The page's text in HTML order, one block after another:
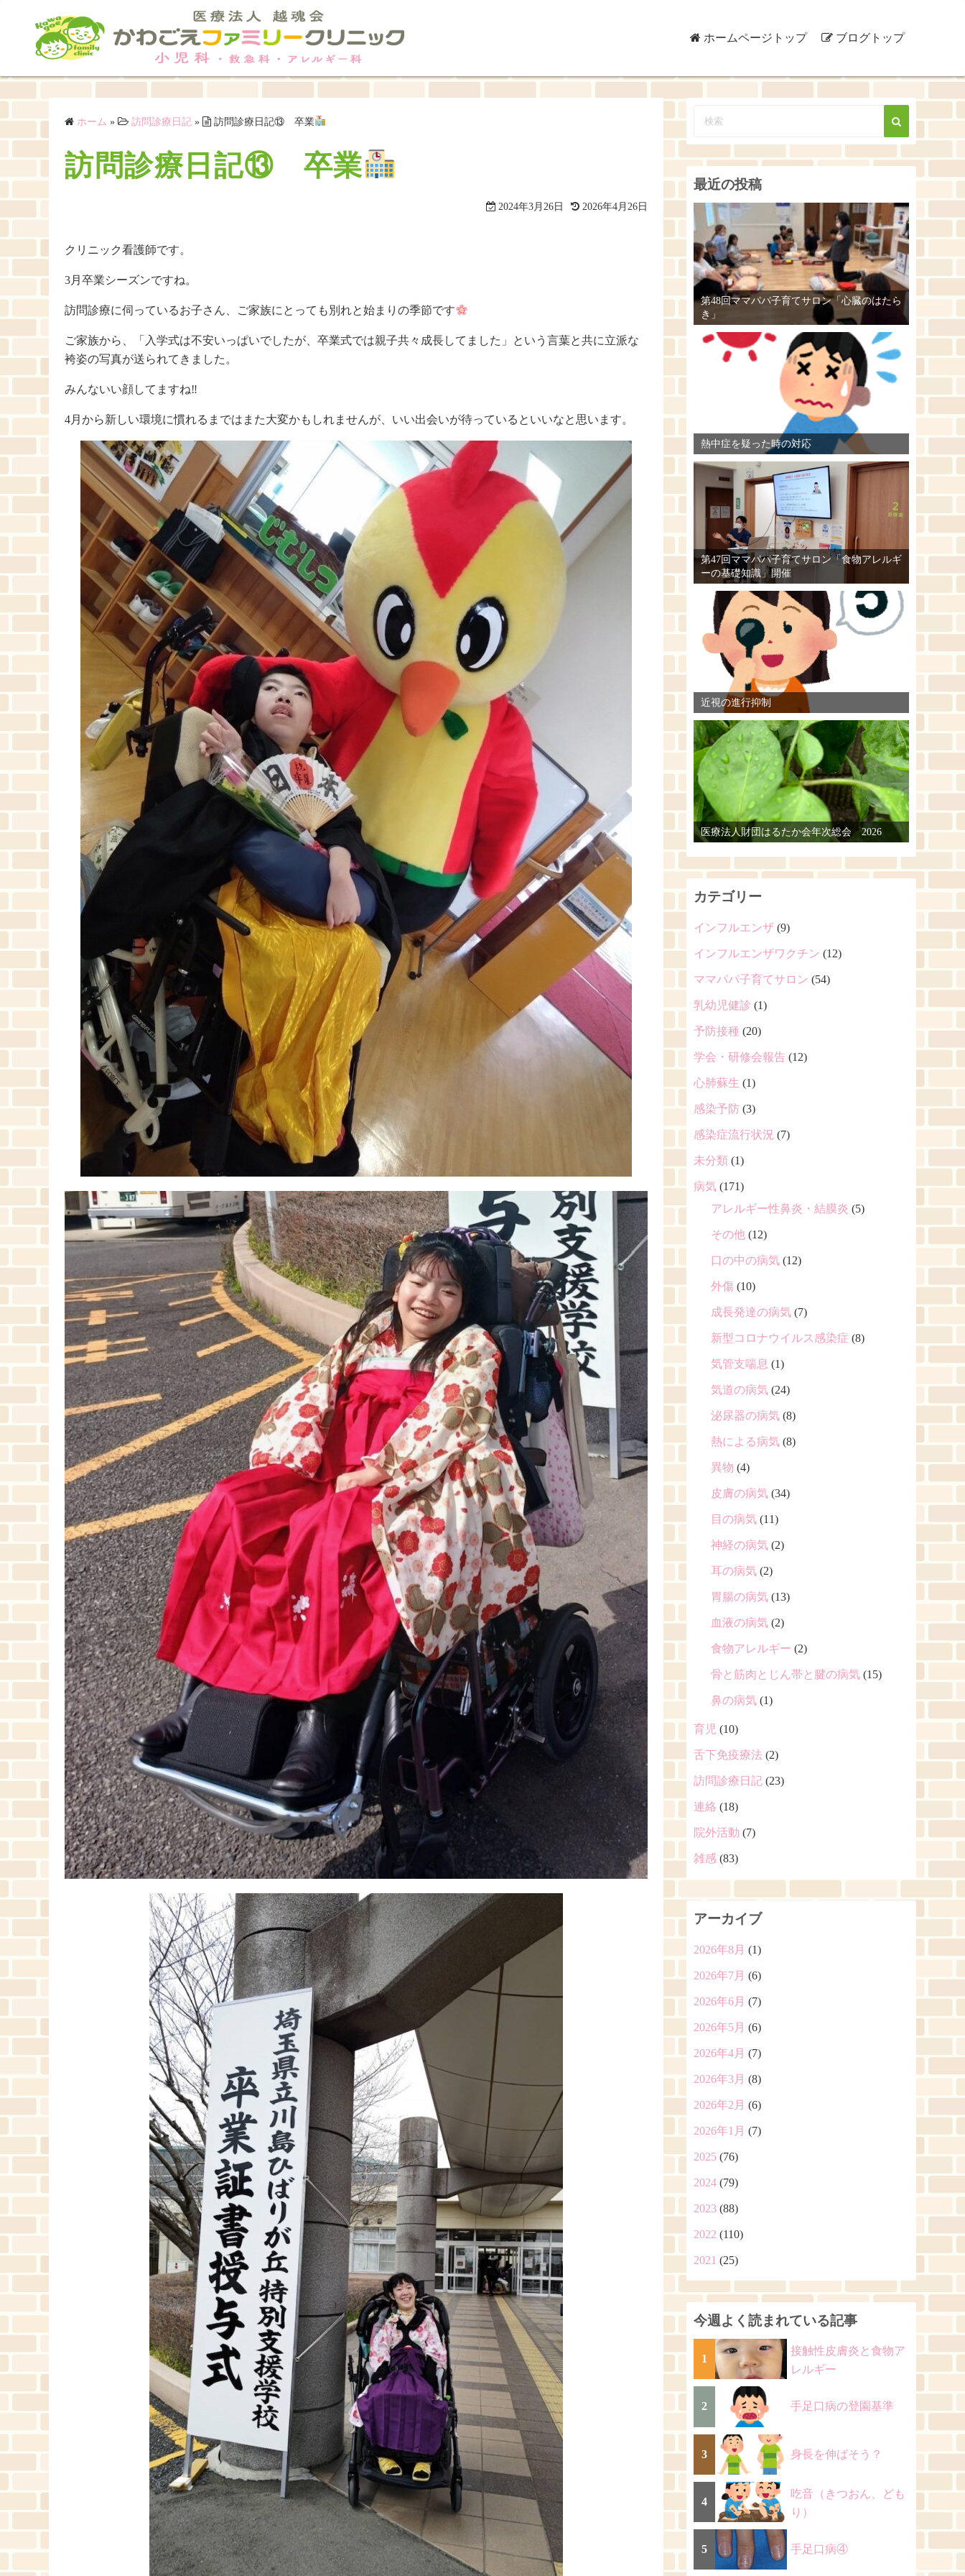
ツ
へ
ス
キ
ホームページトップ ブログトップ
ホーム » 訪問診療日記 » 訪問診療日記⑬ 卒業
訪問診療日記⑬ 卒業
2024年3月26日 2026年4月26日
クリニック看護師です。
3月卒業シーズンですね。
訪問診療に伺っているお子さん、ご家族にとっても別れと始まりの季節です
ご家族から、「入学式は不安いっぱいでしたが、卒業式では親子共々成長してました」という言葉と共に立派な
袴姿の写真が送られてきました。
みんないい顔してますね‼
4月から新しい環境に慣れるまではまた大変かもしれませんが、いい出会いが待っているといいなと思います。
最近の投稿
第48回ママパパ子育てサロン「心臓のはたら
き」
熱中症を疑った時の対応
第47回ママパパ子育てサロン「食物アレルギ
ーの基礎知識」開催
近視の進行抑制
医療法人財団はるたか会年次総会 2026
カテゴリー
インフルエンザ (9)
インフルエンザワクチン (12)
ママパパ子育てサロン (54)
乳幼児健診 (1)
予防接種 (20)
学会・研修会報告 (12)
心肺蘇生 (1)
感染予防 (3)
感染症流行状況 (7)
未分類 (1)
病気 (171)
アレルギー性鼻炎・結膜炎 (5)
その他 (12)
口の中の病気 (12)
外傷 (10)
成長発達の病気 (7)
新型コロナウイルス感染症 (8)
気管支喘息 (1)
気道の病気 (24)
泌尿器の病気 (8)
熱による病気 (8)
異物 (4)
皮膚の病気 (34)
目の病気 (11)
神経の病気 (2)
耳の病気 (2)
胃腸の病気 (13)
血液の病気 (2)
食物アレルギー (2)
骨と筋肉とじん帯と腱の病気 (15)
鼻の病気 (1)
育児 (10)
舌下免疫療法 (2)
訪問診療日記 (23)
連絡 (18)
院外活動 (7)
雑感 (83)
アーカイブ
2026年8月 (1)
2026年7月 (6)
2026年6月 (7)
2026年5月 (6)
2026年4月 (7)
2026年3月 (8)
2026年2月 (6)
2026年1月 (7)
2025 (76)
2024 (79)
2023 (88)
2022 (110)
2021 (25)
今週よく読まれている記事
1
接触性皮膚炎と食物ア
レルギー
2 手足口病の登園基準
3 身長を伸ばそう？
4
吃音（きつおん、ども
り）
5 手足口病④